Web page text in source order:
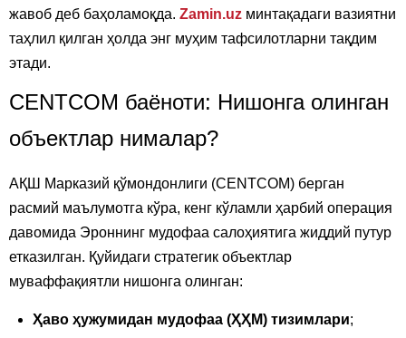
жавоб деб баҳоламоқда. Zamin.uz минтақадаги вазиятни
таҳлил қилган ҳолда энг муҳим тафсилотларни тақдим
этади.
CENTCOM баёноти: Нишонга олинган
объектлар нималар?
АҚШ Марказий қўмондонлиги (CENTCOM) берган
расмий маълумотга кўра, кенг кўламли ҳарбий операция
давомида Эроннинг мудофаа салоҳиятига жиддий путур
етказилган. Қуйидаги стратегик объектлар
муваффақиятли нишонга олинган:
Ҳаво ҳужумидан мудофаа (ҲҲМ) тизимлари;